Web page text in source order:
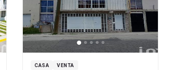
CASA VENTA